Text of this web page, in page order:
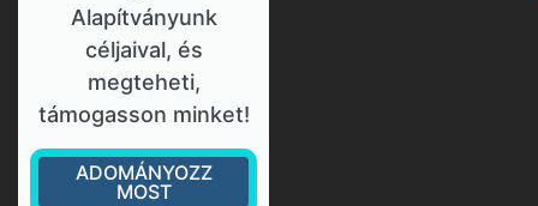
Alapítványunk
céljaival, és
megteheti,
támogasson minket!
ADOMÁNYOZZ
MOST